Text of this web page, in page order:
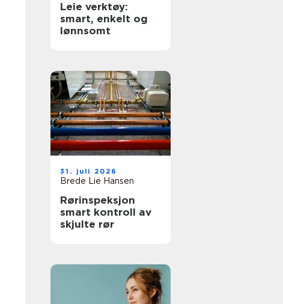
Leie verktøy:
smart, enkelt og
lønnsomt
31. juli 2026
Brede Lie Hansen
Rørinspeksjon
smart kontroll av
skjulte rør